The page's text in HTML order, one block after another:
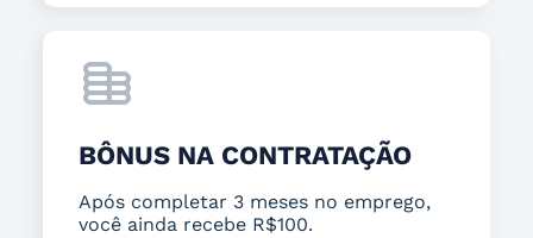
BÔNUS NA CONTRATAÇÃO
Após completar 3 meses no emprego,
você ainda recebe R$100.